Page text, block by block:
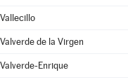
Vallecillo
Valverde de la Virgen
Valverde-Enrique